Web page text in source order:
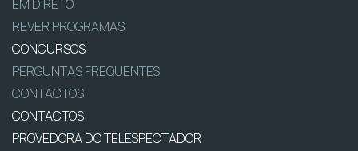
EM DIRETO
REVER PROGRAMAS
CONCURSOS
PERGUNTAS FREQUENTES
CONTACTOS
CONTACTOS
PROVEDORA DO TELESPECTADOR